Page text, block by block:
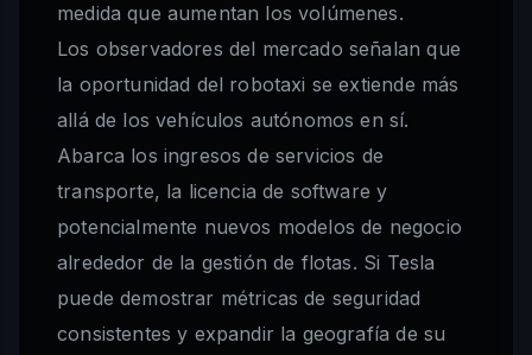
medida que aumentan los volúmenes.
Los observadores del mercado señalan que
la oportunidad del robotaxi se extiende más
allá de los vehículos autónomos en sí.
Abarca los ingresos de servicios de
transporte, la licencia de software y
potencialmente nuevos modelos de negocio
alrededor de la gestión de flotas. Si Tesla
puede demostrar métricas de seguridad
consistentes y expandir la geografía de su